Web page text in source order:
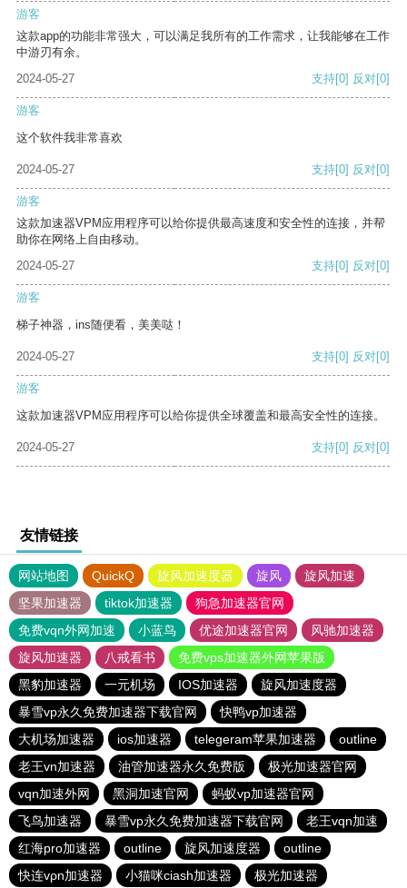
游客
这款app的功能非常强大，可以满足我所有的工作需求，让我能够在工作
中游刃有余。
2024-05-27
支持[0] 反对[0]
游客
这个软件我非常喜欢
2024-05-27 支持[0] 反对[0]
游客
这款加速器VPM应用程序可以给你提供最高速度和安全性的连接，并帮
助你在网络上自由移动。
2024-05-27
支持[0] 反对[0]
游客
梯子神器，ins随便看，美美哒！
2024-05-27 支持[0] 反对[0]
游客
这款加速器VPM应用程序可以给你提供全球覆盖和最高安全性的连接。
2024-05-27 支持[0] 反对[0]
友情链接
网站地图 QuickQ 旋风加速度器 旋风
旋风加速
坚果加速器
tiktok加速器
狗急加速器官网
免费vqn外网加速
小蓝鸟 优途加速器官网
风驰加速器
旋风加速器
八戒看书
免费vps加速器外网苹果版
黑豹加速器
一元机场 IOS加速器
旋风加速度器
暴雪vp永久免费加速器下载官网
快鸭vp加速器
大机场加速器
ios加速器 telegeram苹果加速器
outline
老王vn加速器
油管加速器永久免费版
极光加速器官网
vqn加速外网
黑洞加速官网
蚂蚁vp加速器官网
飞鸟加速器
暴雪vp永久免费加速器下载官网
老王vqn加速
红海pro加速器
outline 旋风加速度器
outline
快连vρn加速器
小猫咪ciash加速器 极光加速器